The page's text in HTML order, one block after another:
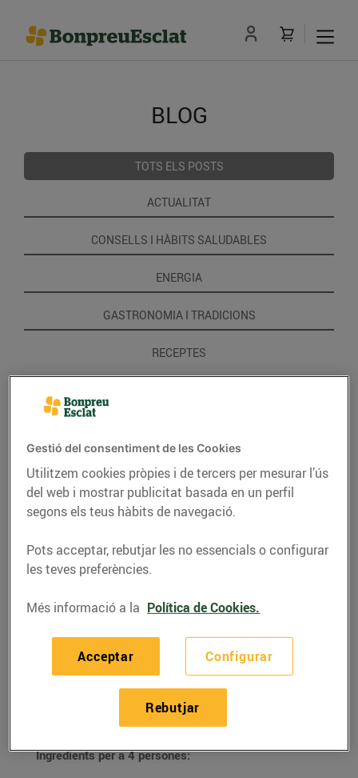
BLOG
TOTS ELS POSTS
ACTUALITAT
CONSELLS I HÀBITS SALUDABLES
ENERGIA
GASTRONOMIA I TRADICIONS
RECEPTES
Mossos de vieira amb
maionesa de safrà i ous
de salmó
04/de desembre/2021
Ingredients per a 4 persones:
Gestió del consentiment de les Cookies
Utilitzem cookies pròpies i de tercers per mesurar l’ús
del web i mostrar publicitat basada en un perfil
segons els teus hàbits de navegació.
Pots acceptar, rebutjar les no essencials o configurar
les teves preferències.
Més informació a la Política de Cookies.
Configurar
Rebutjar
Acceptar